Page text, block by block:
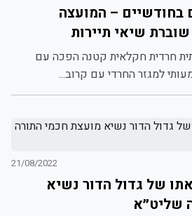
בחודשיים – המועצה
שיאי תיירות
חרדית חקלאית קטנה הפכה עם
למגזר החרדי עם קרוב...
21/08/2022
של גדול הדור נשיא
שליט״א